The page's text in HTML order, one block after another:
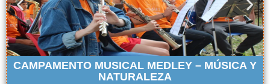
CAMPAMENTO MUSICAL MEDLEY – MÚSICA Y
NATURALEZA